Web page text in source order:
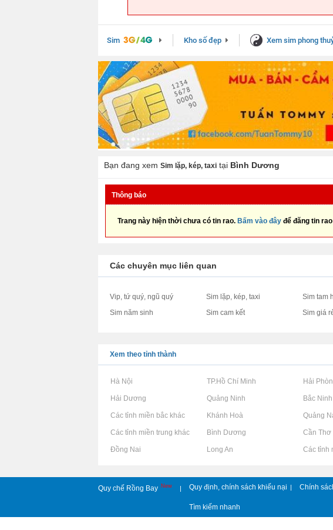
Sim Kho số đẹp Xem sim phong
Bạn đang xem Sim lặp, kép, taxi tại Bình Dương
Thông báo
Trang này hiện thời chưa có tin rao. Bấm vào đây để đăng tin
Các chuyên mục liên quan
Vip, tứ quý, ngũ quý Sim lặp, kép, taxi Sim tam
Sim năm sinh
Sim cam kết Sim giá
Xem theo tỉnh thành
Rao vặt tại Hà Nội Rao vặt tại TP.Hồ Chí Minh Rao vặt tại Hải
Rao vặt tại Hải Dương Rao vặt tại Quảng Ninh Rao vặt tại Bắc Ninh
Rao vặt tại Các tỉnh miền bắc khácRao vặt tại Khánh Hoà Rao vặt tại Quảng
Rao vặt tại Các tỉnh miền trung khácRao vặt tại Bình Dương Rao vặt tại Cần Thơ
Rao vặt tại Đồng Nai Rao vặt tại Long An Rao vặt tại Các
Quy chế Rồng Bay New | Quy định, chính sách khiếu nại | Chính
Tìm kiếm nhanh